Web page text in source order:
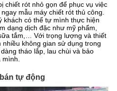
chiết rót nhỏ gọn để phục vụ việc
mẫu máy chiết rót thủ công.
khách có thể tự mình thực hiện
dạng dịch đặc như mỹ phẩm,
tắm,… Với trọng lượng và thiết
không gian sử dụng trong
tháo lắp, lau chùi và bảo
tự động